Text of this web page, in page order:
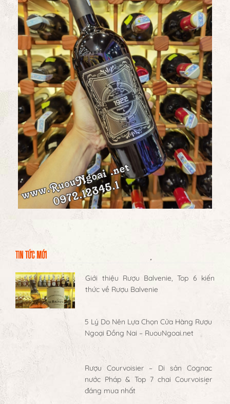
TIN TỨC MỚI
Giới thiệu Rượu Balvenie, Top 6 kiến
thức về Rượu Balvenie
5 Lý Do Nên Lựa Chọn Cửa Hàng Rượu
Ngoại Đồng Nai – RuouNgoai.net
Rượu Courvoisier – Di sản Cognac
nước Pháp & Top 7 chai Courvoisier
đáng mua nhất